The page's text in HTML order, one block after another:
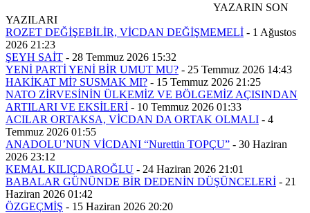
YAZARIN SON
YAZILARI
ROZET DEĞİŞEBİLİR, VİCDAN DEĞİŞMEMELİ - 1 Ağustos
2026 21:23
ŞEYH SAİT - 28 Temmuz 2026 15:32
YENİ PARTİ YENİ BİR UMUT MU? - 25 Temmuz 2026 14:43
HAKİKAT Mİ? SUSMAK MI? - 15 Temmuz 2026 21:25
NATO ZİRVESİNİN ÜLKEMİZ VE BÖLGEMİZ AÇISINDAN
ARTILARI VE EKSİLERİ - 10 Temmuz 2026 01:33
ACILAR ORTAKSA, VİCDAN DA ORTAK OLMALI - 4
Temmuz 2026 01:55
ANADOLU’NUN VİCDANI “Nurettin TOPÇU” - 30 Haziran
2026 23:12
KEMAL KILIÇDAROĞLU - 24 Haziran 2026 21:01
BABALAR GÜNÜNDE BİR DEDENİN DÜŞÜNCELERİ - 21
Haziran 2026 01:42
ÖZGEÇMİŞ - 15 Haziran 2026 20:20